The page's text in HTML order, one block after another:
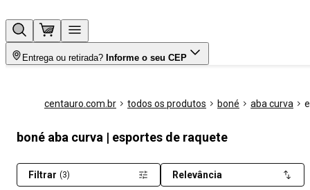
Entrega ou retirada? Informe o seu CEP
centauro.com.br todos os produtos boné aba curva
boné aba curva | esportes de raquete
Filtrar (3) Relevância